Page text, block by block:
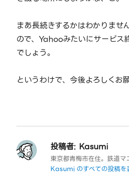
まあ長続きするかはわかりませ
ので、Yahooみたいにサービス
でしょう。
というわけで、今後よろしくお
投稿者: Kasumi
東京都青梅市在住。鉄道マ
Kasumi のすべての投稿を